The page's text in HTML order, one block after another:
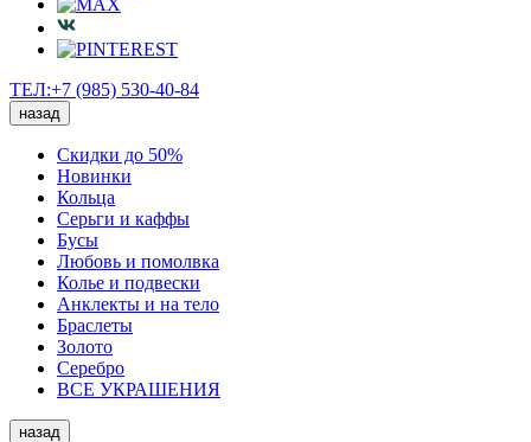
ТЕЛ:+7 (985) 530-40-84
назад
Скидки до 50%
Новинки
Кольца
Серьги и каффы
Бусы
Любовь и помолвка
Колье и подвески
Анклекты и на тело
Браслеты
Золото
Серебро
ВСЕ УКРАШЕНИЯ
назад